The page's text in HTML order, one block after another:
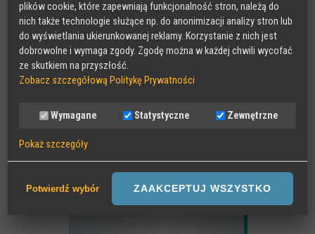
MAKEITCLEAR
SAFER INTERNET
plików cookie, które zapewniają funkcjonalność stron, należą do
nich także technologie służące np. do anonimizacji analizy stron lub
do wyświetlania ukierunkowanej reklamy. Korzystanie z nich jest
dobrowolne i wymaga zgody. Zgodę można w każdej chwili wycofać
ze skutkiem na przyszłość.
Zobacz szczegółową Politykę Prywatności
Wymagane Statystyczne Zewnętrzne
Pokaż szczegóły
Sesyjne pliki Cookies wymagane do działania strony,
przechowywane podczas wizyty na stronie, np zapamiętany wybór
Potwierdź wybór ZAAKCEPTUJ WSZYSTKO